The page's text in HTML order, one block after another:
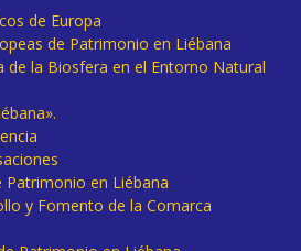
de Europa
de Patrimonio en Liébana
de la Biosfera en el Entorno Natural
Patrimonio en Liébana
y Fomento de la Comarca